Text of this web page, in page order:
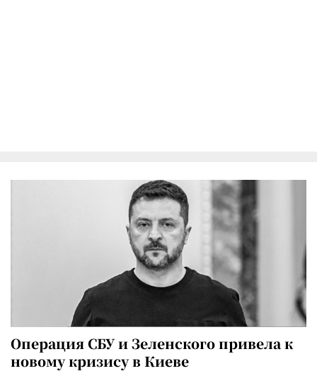
Операция СБУ и Зеленского привела к
новому кризису в Киеве